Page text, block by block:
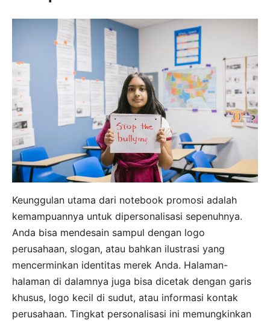
Keunggulan utama dari notebook promosi adalah
kemampuannya untuk dipersonalisasi sepenuhnya.
Anda bisa mendesain sampul dengan logo
perusahaan, slogan, atau bahkan ilustrasi yang
mencerminkan identitas merek Anda. Halaman-
halaman di dalamnya juga bisa dicetak dengan garis
khusus, logo kecil di sudut, atau informasi kontak
perusahaan. Tingkat personalisasi ini memungkinkan